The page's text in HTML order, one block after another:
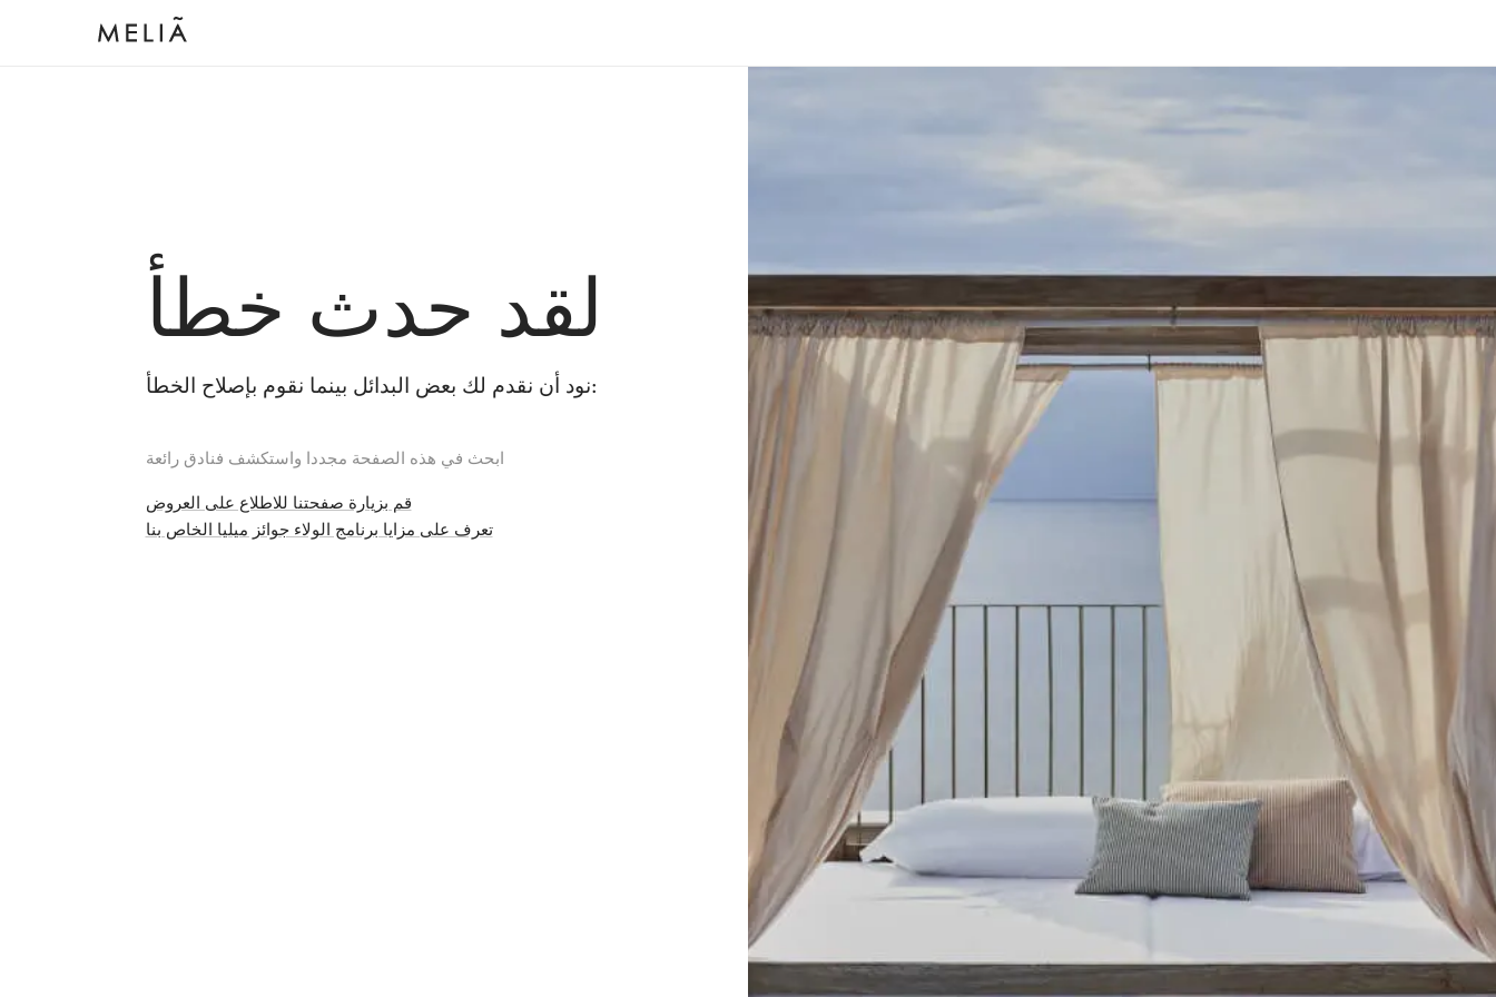
لقد حدث خطأ
نود أن نقدم لك بعض البدائل بينما نقوم بإصلاح الخطأ:
ابحث في هذه الصفحة مجددا واستكشف فنادق رائعة
قم بزيارة صفحتنا للاطلاع على العروض
تعرف على مزايا برنامج الولاء جوائز ميليا الخاص بنا